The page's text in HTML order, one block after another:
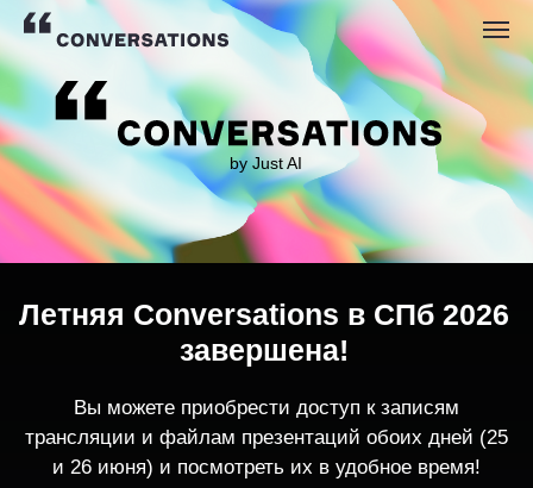
by Just AI
трансляции и файлам презентаций обоих дней (25
После оплаты на указанную Вами почту придет
записей трансляции возможен только с одного
устройства единовременно.
По любым вопросам пишите
contact@conversations-ai.co m
Летняя Conversations в СПб 2026
завершена!